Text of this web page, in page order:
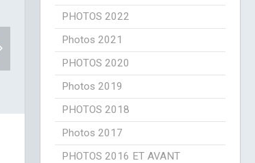
PHOTOS 2022
Photos 2021
PHOTOS 2020
Photos 2019
PHOTOS 2018
Photos 2017
PHOTOS 2016 ET AVANT